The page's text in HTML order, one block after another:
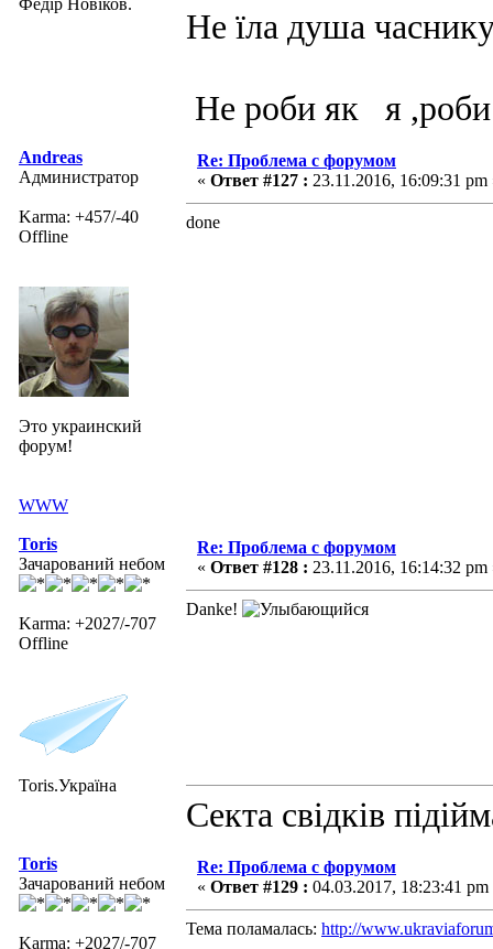
Не їла душа
Не роби як я
Andreas
Администратор
Karma: +457/-40
Offline
Это украинский
форум!
WWW
Re: Проблема с форумом
« Ответ #127 : 23.11.2016, 16:09:31 pm
done
Toris
Зачарований небом
Karma: +2027/-707
Offline
Toris.Україна
Re: Проблема с форумом
« Ответ #128 : 23.11.2016, 16:14:32 pm
Danke!
Секта свідків
Toris
Зачарований небом
Karma: +2027/-707
Re: Проблема с форумом
« Ответ #129 : 04.03.2017, 18:23:41 pm
Тема поламалась: http://